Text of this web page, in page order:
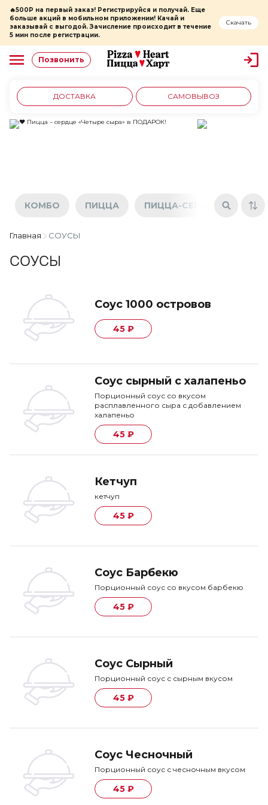
🔥500Р на первый заказ! Регистрируйся и получай. Еще
больше акций в мобильном приложении! Качай и
заказывай с выгодой. Зачисление происходит в течение
5 мин после регистрации.
Скачать
Позвонить
ДОСТАВКА САМОВЫВОЗ
КОМБО ПИЦЦА ПИЦЦА-СЕРДЦЕ
Главная СОУСЫ
СОУСЫ
Соус 1000 островов
45 ₽
Соус сырный с халапеньо
Порционный соус со вкусом
расплавленного сыра с добавлением
халапеньо
45 ₽
Кетчуп
кетчуп
45 ₽
Соус Барбекю
Порционный соус со вкусом барбекю
45 ₽
Соус Сырный
Порционный соус с сырным вкусом
45 ₽
Соус Чесночный
Порционный соус с чесночным вкусом
45 ₽